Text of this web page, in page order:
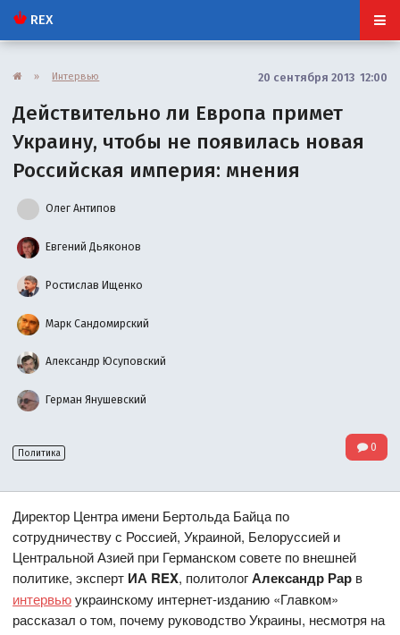
REX
» Интервью 20 сентября 2013 12:00
Действительно ли Европа примет
Украину, чтобы не появилась новая
Российская империя: мнения
Олег Антипов
Евгений Дьяконов
Ростислав Ищенко
Марк Сандомирский
Александр Юсуповский
Герман Янушевский
Политика 0
Директор Центра имени Бертольда Байца по
сотрудничеству с Россией, Украиной, Белоруссией и
Центральной Азией при Германском совете по внешней
политике, эксперт ИА REX, политологАлександр Рар в
интервьюукраинскому интернет-изданию «Главком»
рассказал о том, почему руководство Украины, несмотря на